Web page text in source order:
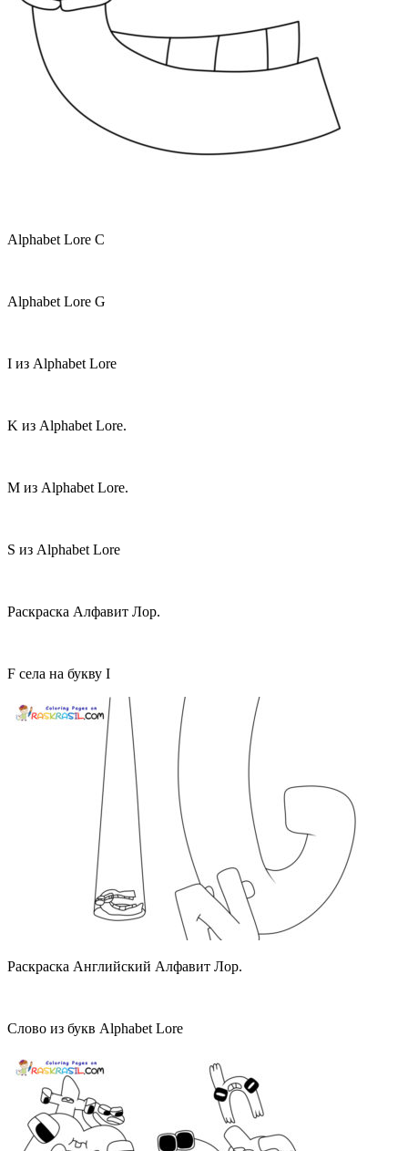
Alphabet Lore C
Alphabet Lore G
I из Alphabet Lore
K из Alphabet Lore.
М из Alphabet Lore.
S из Alphabet Lore
Раскраска Алфавит Лор.
F села на букву I
Раскраска Английский Алфавит Лор.
Слово из букв Alphabet Lore